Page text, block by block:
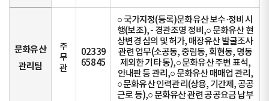
문화유산
관리팀
주
무
관
02339
65845
○ 국가지정(등록)문화유산 보수·정비 시
행(보조), - 경관조명 정비,○ 문화유산 현
상변경 심의 및 허가, 매장유산 발굴조사
관련 업무(소공동, 중림동, 회현동, 명동
제외한 기타 동),○ 문화유산 주변 표석,
안내판 등 관리,○ 문화유산 매매업 관리,
○ 문화유산 인력관리(상용, 기간제, 공공
근로 등),○ 문화유산 관련 공공요금 납부